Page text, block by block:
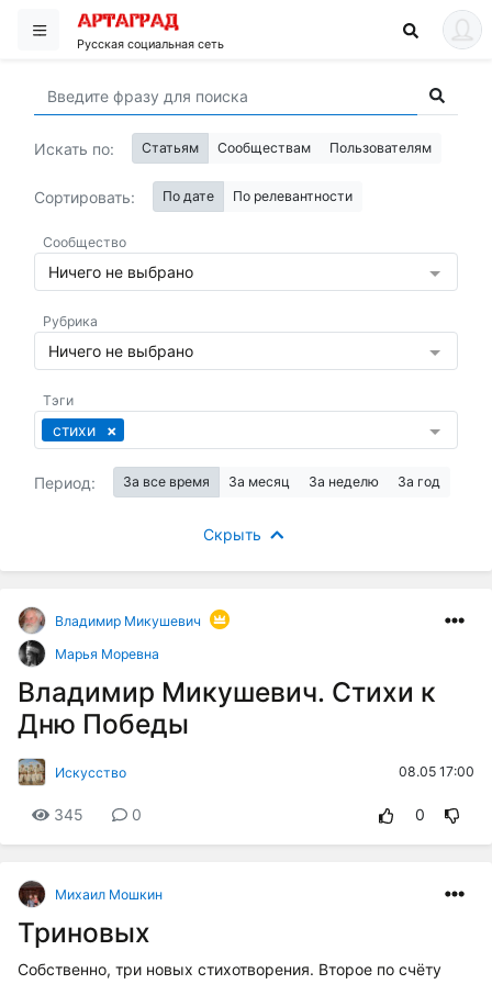
Русская социальная сеть
Искать по: Статьям Сообществам Пользователям
Сортировать: По дате По релевантности
Сообщество
Ничего не выбрано
Рубрика
Ничего не выбрано
Тэги
стихи
Период: За все время За месяц За неделю За год
Скрыть
Владимир Микушевич
Марья Моревна
Владимир Микушевич. Стихи к
Дню Победы
Искусство 08.05 17:00
345 0 0
Михаил Мошкин
Триновых
Собственно, три новых стихотворения. Второе по счёту